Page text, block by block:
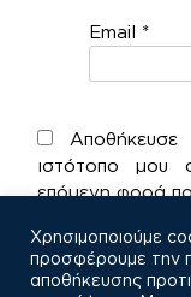
Email *
ιστότοπο μου
επόμενη φορά
Χρησιμοποιούμε
προσφέρουμε την
αποθήκευσης